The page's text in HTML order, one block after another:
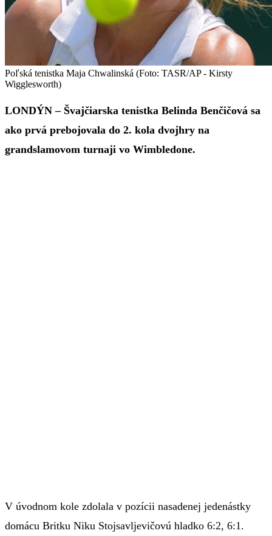
Poľská tenistka Maja Chwalinská (Foto: TASR/AP - Kirsty
Wigglesworth)
LONDÝN – Švajčiarska tenistka Belinda Benčičová sa
ako prvá prebojovala do 2. kola dvojhry na
grandslamovom turnaji vo Wimbledone.
V úvodnom kole zdolala v pozícii nasadenej jedenástky
domácu Britku Niku Stojsavljevičovú hladko 6:2, 6:1.